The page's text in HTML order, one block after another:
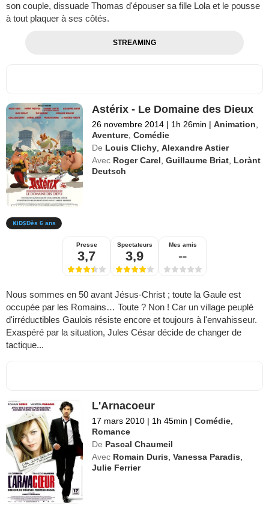
son couple, dissuade Thomas d'épouser sa fille Lola et le pousse
à tout plaquer à ses côtés.
STREAMING
Astérix - Le Domaine des Dieux
26 novembre 2014 | 1h 26min | Animation,
Aventure,Comédie
De Louis Clichy,Alexandre Astier
Avec Roger Carel,Guillaume Briat, Lorànt
Deutsch
Dès 6 ans
Presse
3,7
Spectateurs
3,9
Mes amis
--
Nous sommes en 50 avant Jésus-Christ ; toute la Gaule est
occupée par les Romains… Toute ? Non ! Car un village peuplé
d'irréductibles Gaulois résiste encore et toujours à l'envahisseur.
Exaspéré par la situation, Jules César décide de changer de
tactique...
L'Arnacoeur
17 mars 2010 | 1h 45min | Comédie,
Romance
De Pascal Chaumeil
Avec Romain Duris,Vanessa Paradis,
Julie Ferrier